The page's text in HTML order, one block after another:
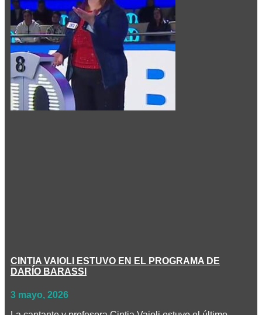
CINTIA VAIOLI ESTUVO EN EL PROGRAMA DE
DARÍO BARASSI
3 mayo, 2026